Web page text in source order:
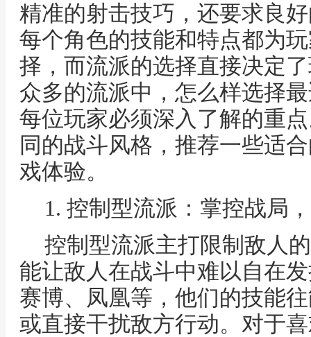
精准的射击技巧，还要求良
每个角色的技能和特点都为
择，而流派的选择直接决定
众多的流派中，怎么样选择
每位玩家必须深入了解的重
同的战斗风格，推荐一些适
戏体验。
1. 控制型流派：掌控战局
控制型流派主打限制敌人
能让敌人在战斗中难以自在
赛博、凤凰等，他们的技能
或直接干扰敌方行动。对于